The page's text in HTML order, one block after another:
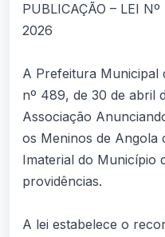
PUBLICAÇÃO – LEI
2026
A Prefeitura Municipal
nº 489, de 30 de abril
Associação
os Meninos de Angola
Imaterial do Município
providências.
A lei estabelece o